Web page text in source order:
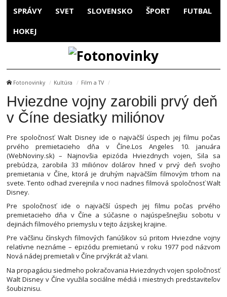
SPRÁVY SVET SLOVENSKO ŠPORT FUTBAL
HOKEJ
Fotonovinky Kultúra Film a TV
Hviezdne vojny zarobili prvý deň
v Číne desiatky miliónov
Pre spoločnosť Walt Disney ide o najväčší úspech jej filmu počas
prvého premietacieho dňa v Číne.Los Angeles 10. januára
(WebNoviny.sk) – Najnovšia epizóda Hviezdnych vojen, Sila sa
prebúdza, zarobila 33 miliónov dolárov hneď v prvý deň svojho
premietania v Číne, ktorá je druhým najväčším filmovým trhom na
svete. Tento odhad zverejnila v noci nadnes filmová spoločnosť Walt
Disney.
Pre spoločnosť ide o najväčší úspech jej filmu počas prvého
premietacieho dňa v Číne a súčasne o najúspešnejšiu sobotu v
dejinách filmového priemyslu v tejto ázijskej krajine.
Pre väčšinu čínskych filmových fanúšikov sú pritom Hviezdne vojny
relatívne neznáme – epizódu premietanú v roku 1977 pod názvom
Nová nádej premietali v Číne prvýkrát až vlani.
Na propagáciu siedmeho pokračovania Hviezdnych vojen spoločnosť
Walt Disney v Číne využila sociálne médiá i miestnych predstaviteľov
šoubiznisu.